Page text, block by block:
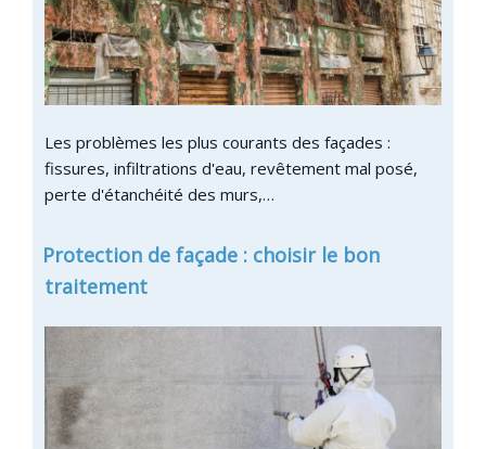
Les problèmes les plus courants des façades :
fissures, infiltrations d'eau, revêtement mal posé,
perte d'étanchéité des murs,…
Protection de façade : choisir le bon
traitement